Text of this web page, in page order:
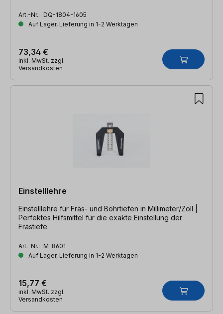
Art.-Nr.: DQ-1804-1605
Auf Lager, Lieferung in 1-2 Werktagen
73,34 €
inkl. MwSt. zzgl.
Versandkosten
Einstelllehre
Einstelllehre für Fräs- und Bohrtiefen in Millimeter/Zoll |
Perfektes Hilfsmittel für die exakte Einstellung der
Frästiefe
Art.-Nr.: M-8601
Auf Lager, Lieferung in 1-2 Werktagen
15,77 €
inkl. MwSt. zzgl.
Versandkosten